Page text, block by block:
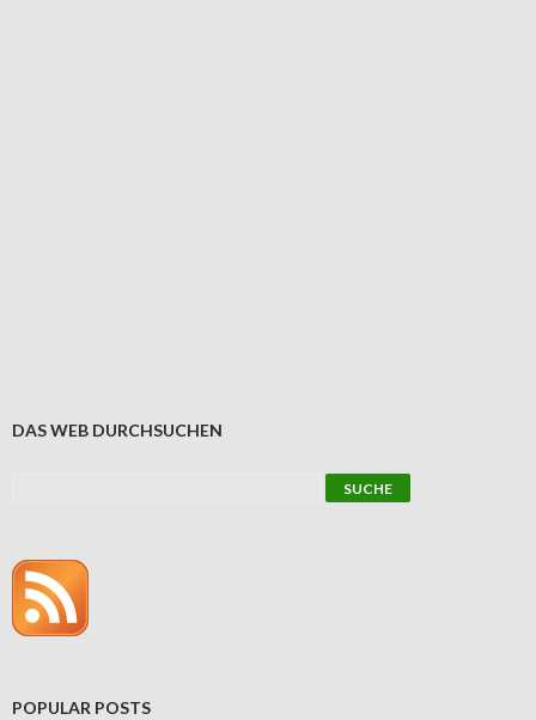
DAS WEB DURCHSUCHEN
POPULAR POSTS